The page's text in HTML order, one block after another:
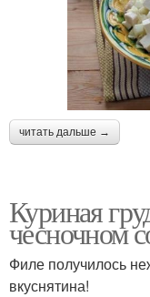
читать дальше →
Куриная
чесночном
Филе получилось
вкуснятина!